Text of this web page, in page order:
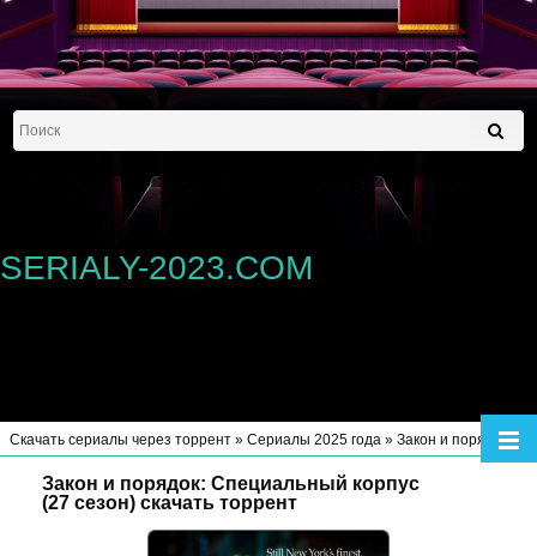
SERIALY-2023.COM
Скачать сериалы через торрент » Сериалы 2025 года » Закон и порядок: Специальный корпус (27 сезон)
Закон и порядок: Специальный корпус
(27 сезон) скачать торрент